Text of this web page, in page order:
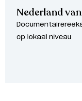
Nederland
op lokaal niveau